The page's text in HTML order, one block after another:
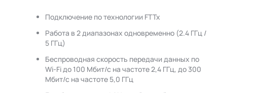
Подключение по технологии FTTx
Работа в 2 диапазонах одновременно (2.4 ГГц /
5 ГГц)
Беспроводная скорость передачи данных по
Wi-Fi до 100 Мбит/с на частоте 2,4 ГГц, до 300
Мбит/с на частоте 5,0 ГГц